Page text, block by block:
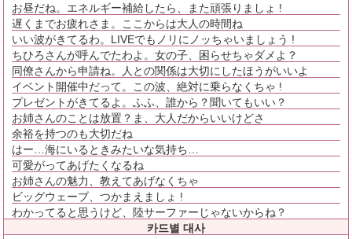
お昼だね。エネルギー補給したら、また頑張りましょ !
遅くまでお疲れさま。ここからは大人の時間ね
いい波がきてるわ。LIVEでもノリにノッちゃいましょう !
ちひろさんが呼んでたわよ。女の子、困らせちゃダメよ？
同僚さんから申請ね。人との関係は大切にしたほうがいいよ
イベント開催中だって。この波、絶対に乗らなくちゃ !
プレゼントがきてるよ。ふふ、誰から？聞いてもいい？
お姉さんのことは放置？ま、大人だからいいけどさ
余裕を持つのも大切だね
はー…海にいるときみたいな気持ち…
可愛がってあげたくなるね
お姉さんの魅力、教えてあげなくちゃ
ビッグウェーブ、つかまえましょ !
わかってると思うけど、陸サーファーじゃないからね？
카드별 대사